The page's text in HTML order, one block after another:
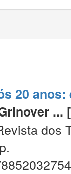
20
...
dos